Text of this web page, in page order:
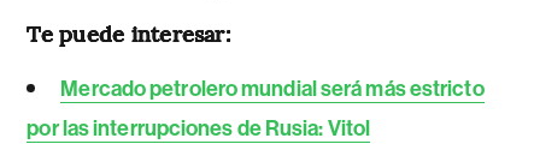
Te puede interesar:
Mercado petrolero mundial será más estricto
por las interrupciones de Rusia: Vitol